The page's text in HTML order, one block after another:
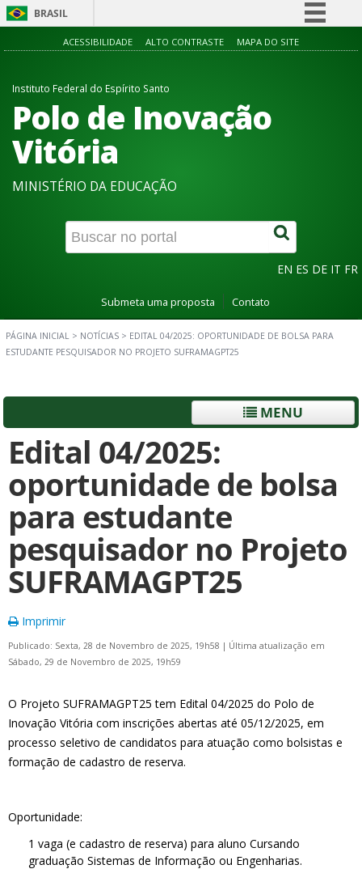
BRASIL
Simplifique!
Acesso à informação
ACESSIBILIDADE ALTO CONTRASTE MAPA DO SITE
Instituto Federal do Espírito Santo
Polo de Inovação
Vitória
MINISTÉRIO DA EDUCAÇÃO
EN ES DE IT FR
Submeta uma proposta Contato
PÁGINA INICIAL > NOTÍCIAS > EDITAL 04/2025: OPORTUNIDADE DE BOLSA PARA
ESTUDANTE PESQUISADOR NO PROJETO SUFRAMAGPT25
MENU
Edital 04/2025:
oportunidade de bolsa
para estudante
pesquisador no Projeto
SUFRAMAGPT25
Imprimir
Publicado: Sexta, 28 de Novembro de 2025, 19h58 | Última atualização em
Sábado, 29 de Novembro de 2025, 19h59
O Projeto SUFRAMAGPT25 tem Edital 04/2025 do Polo de
Inovação Vitória com inscrições abertas até 05/12/2025, em
processo seletivo de candidatos para atuação como bolsistas e
formação de cadastro de reserva.
Oportunidade:
1 vaga (e cadastro de reserva) para aluno Cursando
graduação Sistemas de Informação ou Engenharias.